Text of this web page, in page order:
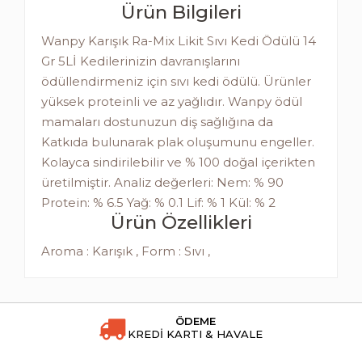
Ürün Bilgileri
Wanpy Karışık Ra-Mix Likit Sıvı Kedi Ödülü 14
Gr 5Lİ Kedilerinizin davranışlarını
ödüllendirmeniz için sıvı kedi ödülü. Ürünler
yüksek proteinli ve az yağlıdır. Wanpy ödül
mamaları dostunuzun diş sağlığına da
Katkıda bulunarak plak oluşumunu engeller.
Kolayca sindirilebilir ve % 100 doğal içerikten
üretilmiştir. Analiz değerleri: Nem: % 90
Protein: % 6.5 Yağ: % 0.1 Lif: % 1 Kül: % 2
Ürün Özellikleri
Aroma : Karışık , Form : Sıvı ,
ÖDEME
KREDİ KARTI & HAVALE